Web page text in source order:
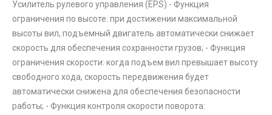
Усилитель рулевого управления (EPS) - Функция
ограничения по высоте: при достижении максимальной
высоты вил, подъемный двигатель автоматически снижает
скорость для обеспечения сохранности грузов; - Функция
ограничения скорости: когда подъем вил превышает высоту
свободного хода, скорость передвижения будет
автоматически снижена для обеспечения безопасности
работы; - Функция контроля скорости поворота: